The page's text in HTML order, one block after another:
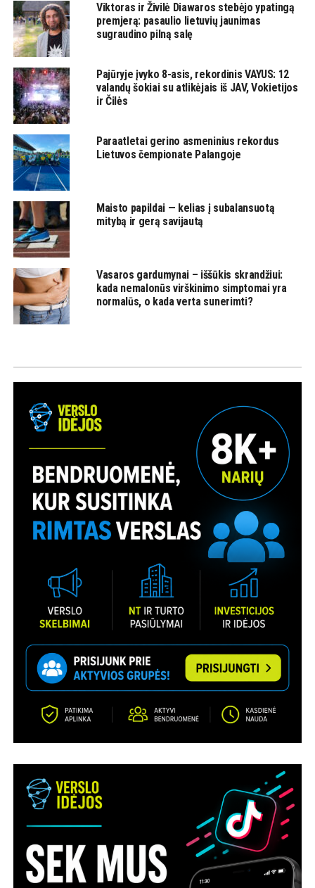
Viktoras ir Živilė Diawaros stebėjo ypatingą
premjerą: pasaulio lietuvių jaunimas
sugraudino pilną salę
Pajūryje įvyko 8-asis, rekordinis VAYUS: 12
valandų šokiai su atlikėjais iš JAV, Vokietijos
ir Čilės
Paraatletai gerino asmeninius rekordus
Lietuvos čempionate Palangoje
Maisto papildai — kelias į subalansuotą
mitybą ir gerą savijautą
Vasaros gardumynai – iššūkis skrandžiui:
kada nemalonūs virškinimo simptomai yra
normalūs, o kada verta sunerimti?